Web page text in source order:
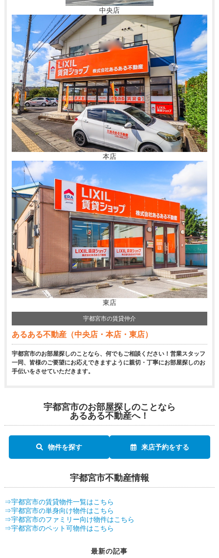
中央店
本店
東店
宇都宮市の賃貸仲介
あるある不動産（中央店・本店・東店）
宇都宮市のお部屋探しのことなら、何でもご相談ください！営業スタッフ
一同、皆様のご要望にお応えできますように親切・丁寧にお部屋探しのお
手伝いをさせていただきます。
宇都宮市のお部屋探しのことなら
あるある不動産へ！
物件を探す 来店予約をする
宇都宮市不動産情報
⇒宇都宮市の賃貸物件一覧はこちら
⇒宇都宮市の単身向け物件はこちら
⇒宇都宮市のファミリー向け物件はこちら
⇒宇都宮市のペット可物件はこちら
最新の記事